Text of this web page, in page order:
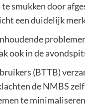
smukken door
een duidelijk
ook in de
(BTTB)
de NMBS
te